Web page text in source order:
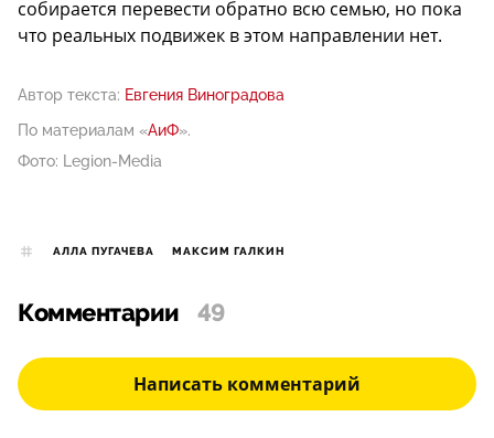
собирается перевести обратно всю семью, но пока
что реальных подвижек в этом направлении нет.
Автор текста: Евгения Виноградова
По материалам «АиФ».
Фото: Legion-Media
АЛЛА ПУГАЧЕВА МАКСИМ ГАЛКИН
Комментарии 49
Написать комментарий